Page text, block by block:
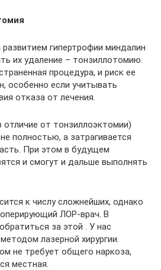
гипертрофии миндалин
их удаление – тонзиллотомию.
процедура, и риск ее
особенно если учитывать
отказа от лечения.
от тонзиллоэктомии)
полностью, а затрагивается
При этом в будущем
и смогут и дальше выполнять
к числу сложнейших, однако
ЛОР-врач. В
за этой . У нас
лазерной хирургии.
не требует общего наркоза,
местная.